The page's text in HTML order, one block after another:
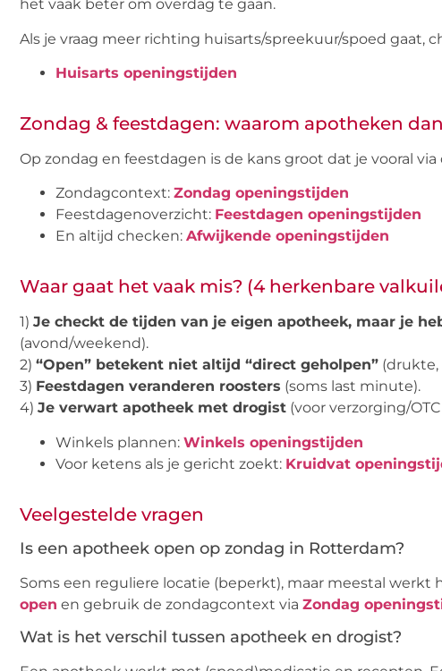
het vaak beter om overdag te gaan.
Als je vraag meer richting huisarts/spreekuur/spoed gaat,
Huisarts openingstijden
Zondag & feestdagen: waarom apotheken
Op zondag en feestdagen is de kans groot dat je vooral
Zondagcontext: Zondag openingstijden
Feestdagenoverzicht: Feestdagen openingstijden
En altijd checken: Afwijkende openingstijden
Waar gaat het vaak mis? (4 herkenbare
1) Je checkt de tijden van je eigen apotheek, maar je
(avond/weekend).
2) “Open” betekent niet altijd “direct geholpen” (drukte,
3) Feestdagen veranderen roosters (soms last minute).
4) Je verwart apotheek met drogist (voor verzorging/
Winkels plannen: Winkels openingstijden
Voor ketens als je gericht zoekt: Kruidvat
Veelgestelde vragen
Is een apotheek open op zondag in Rotterdam?
Soms een reguliere locatie (beperkt), maar meestal werkt
open en gebruik de zondagcontext via Zondag
Wat is het verschil tussen apotheek en drogist?